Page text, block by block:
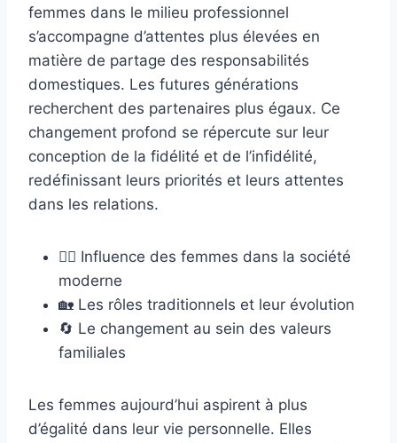
femmes dans le milieu professionnel
s’accompagne d’attentes plus élevées en
matière de partage des responsabilités
domestiques. Les futures générations
recherchent des partenaires plus égaux. Ce
changement profond se répercute sur leur
conception de la fidélité et de l’infidélité,
redéfinissant leurs priorités et leurs attentes
dans les relations.
👮‍♀️ Influence des femmes dans la société
moderne
🏡 Les rôles traditionnels et leur évolution
🔄 Le changement au sein des valeurs
familiales
Les femmes aujourd’hui aspirent à plus
d’égalité dans leur vie personnelle. Elles